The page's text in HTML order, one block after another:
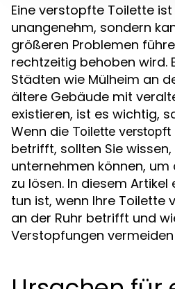
Eine verstopfte Toilette
unangenehm, sondern
größeren Problemen
rechtzeitig behoben wird.
Städten wie Mülheim an
ältere Gebäude mit
existieren, ist es wichtig,
Wenn die Toilette verstopft
betrifft, sollten Sie
unternehmen können,
zu lösen. In diesem Artikel
tun ist, wenn Ihre Toilette
an der Ruhr betrifft und
Verstopfungen vermeiden